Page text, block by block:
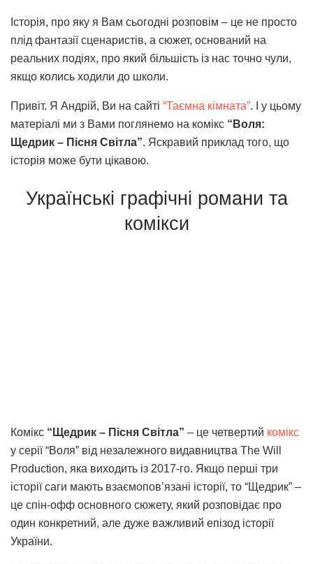
Історія, про яку я Вам сьогодні розповім – це не просто
плід фантазії сценаристів, а сюжет, оснований на
реальних подіях, про який більшість із нас точно чули,
якщо колись ходили до школи.
Привіт. Я Андрій, Ви на сайті “Таємна кімната”. І у цьому
матеріалі ми з Вами поглянемо на комікс “Воля:
Щедрик – Пісня Світла”. Яскравий приклад того, що
історія може бути цікавою.
Українські графічні романи та
комікси
Комікс “Щедрик – Пісня Світла” – це четвертий комікс
у серії “Воля” від незалежного видавництва The Will
Production, яка виходить із 2017-го. Якщо перші три
історії саги мають взаємопов’язані історії, то “Щедрик” –
це спін-офф основного сюжету, який розповідає про
один конкретний, але дуже важливий епізод історії
України.